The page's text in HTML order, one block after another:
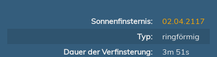
Sonnenfinsternis:
02.04.2117
Typ:
ringförmig
Dauer der Verfinsterung:
3m 51s